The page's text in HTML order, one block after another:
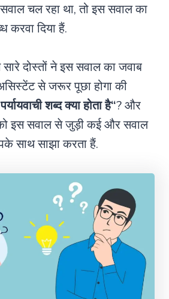
चल रहा था, तो इस सवाल का
करवा दिया हैं.
दोस्तों ने इस सवाल का जवाब
से जरूर पूछा होगा की
शब्द क्या होता है“? और
इस सवाल से जुड़ी कई और सवाल
साथ साझा करता हैं.